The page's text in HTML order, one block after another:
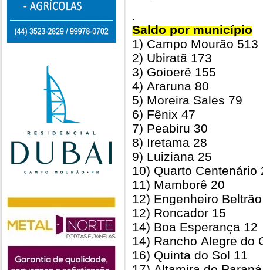
.
Saldo por município
1) Campo Mourão 513
2) Ubiratã 173
3) Goioerê 155
4) Araruna 80
5) Moreira Sales 79
6) Fênix 47
7) Peabiru 30
8) Iretama 28
9) Luiziana 25
10) Quarto Centenário
11) Mamborê 20
12) Engenheiro
12) Roncador 15
14) Boa Esperança 12
14) Rancho Alegre do
16) Quinta do Sol 11